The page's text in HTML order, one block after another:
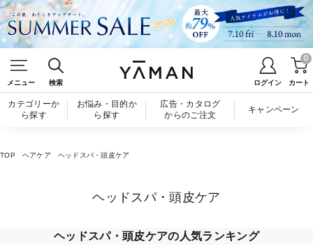
メニュー 検索 ログイン カート
0
カテゴリーか
ら探す
お悩み・目的か
ら探す
広告・カタログ
からのご注文
キャンペーン
TOP ヘアケア ヘッドスパ・頭皮ケア
ヘッドスパ・頭皮ケア
ヘッドスパ・頭皮ケアの人気ランキング